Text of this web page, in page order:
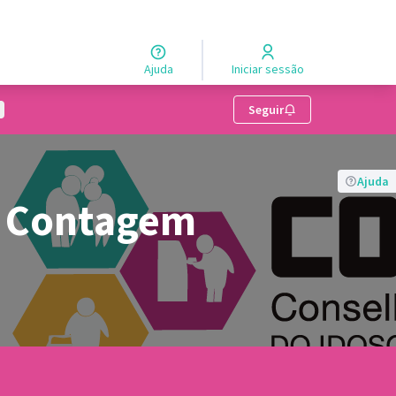
Ajuda Iniciar sessão
de usuários Seguir
Ajuda